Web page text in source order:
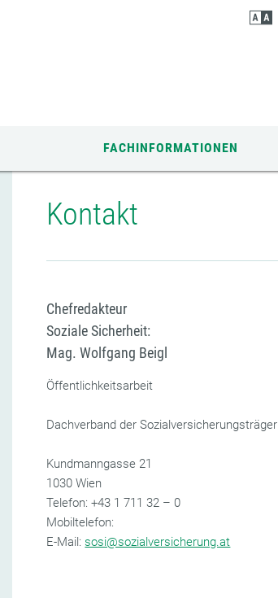
FACHINFORMATIONEN
Kontakt
Chefredakteur
Soziale Sicherheit:
Mag. Wolfgang Beigl
Öffentlichkeitsarbeit
Dachverband der Sozialversicherungsträger
Kundmanngasse 21
1030 Wien
‌Telefon: +43 1 711 32 – 0
Mobiltelefon:
‌E-Mail: sosi@sozialversicherung.at